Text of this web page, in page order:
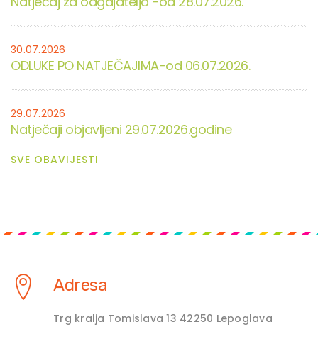
30.07.2026
ODLUKE PO NATJEČAJIMA-od 06.07.2026.
29.07.2026
Natječaji objavljeni 29.07.2026.godine
SVE OBAVIJESTI
Adresa
Trg kralja Tomislava 13 42250 Lepoglava